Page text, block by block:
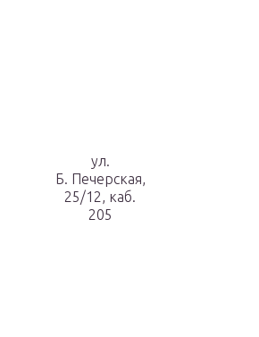
ул.
Б. Печерская,
25/12, каб.
205